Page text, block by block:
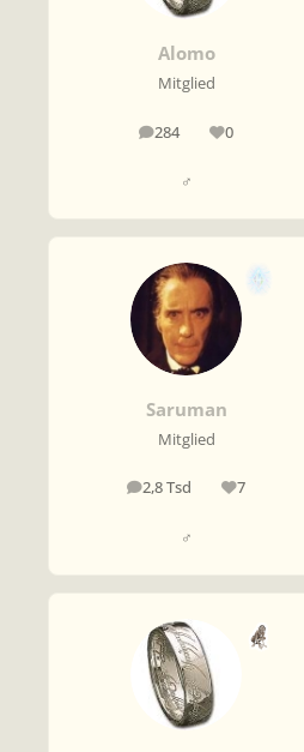
Alomo
Mitglied
284
Beiträge 0
Reputation
♂
Saruman
Mitglied
2,8 Tsd
Beiträge 7
Reputation
♂